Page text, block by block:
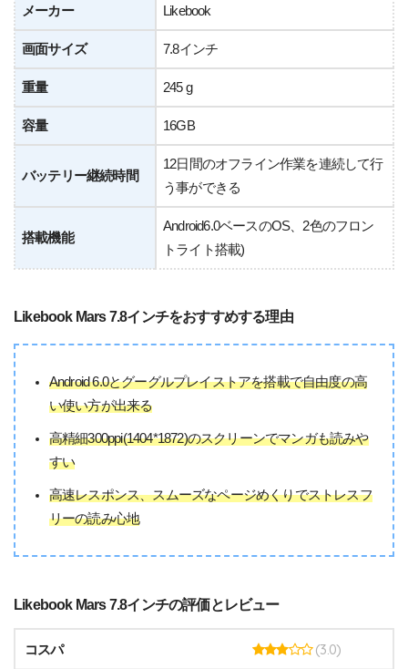
メーカー Likebook
画面サイズ 7.8インチ
重量 245 g
容量 16GB
バッテリー継続時間
12日間のオフライン作業を連続して行
う事ができる
搭載機能
Android6.0ベースのOS、2色のフロン
トライト搭載)
Likebook Mars 7.8インチをおすすめする理由
Android 6.0とグーグルプレイストアを搭載で自由度の高
い使い方が出来る
高精細300ppi(1404*1872)のスクリーンでマンガも読みや
すい
高速レスポンス、スムーズなページめくりでストレスフ
リーの読み心地
Likebook Mars 7.8インチの評価とレビュー
コスパ (3.0)